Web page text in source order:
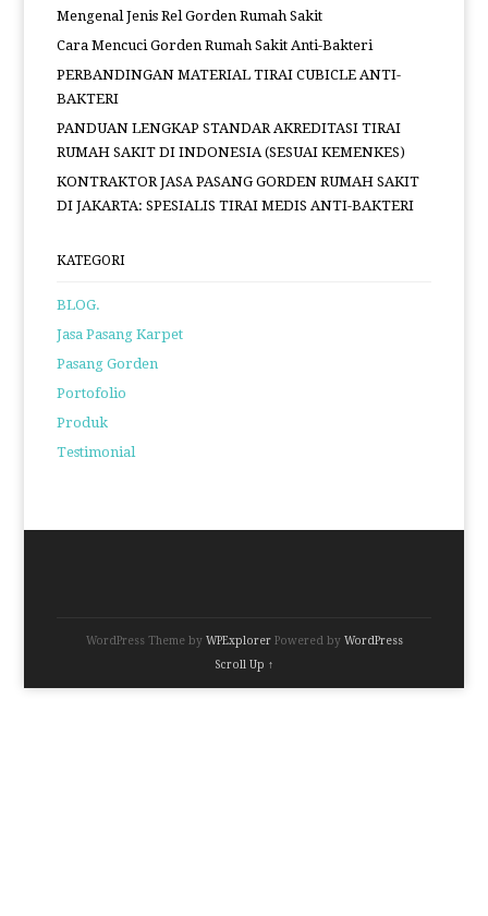
Mengenal Jenis Rel Gorden Rumah Sakit
Cara Mencuci Gorden Rumah Sakit Anti-Bakteri
PERBANDINGAN MATERIAL TIRAI CUBICLE ANTI-
BAKTERI
PANDUAN LENGKAP STANDAR AKREDITASI TIRAI
RUMAH SAKIT DI INDONESIA (SESUAI KEMENKES)
KONTRAKTOR JASA PASANG GORDEN RUMAH SAKIT
DI JAKARTA: SPESIALIS TIRAI MEDIS ANTI-BAKTERI
KATEGORI
BLOG.
Jasa Pasang Karpet
Pasang Gorden
Portofolio
Produk
Testimonial
WordPress Theme by WPExplorerPowered by WordPress
Scroll Up ↑